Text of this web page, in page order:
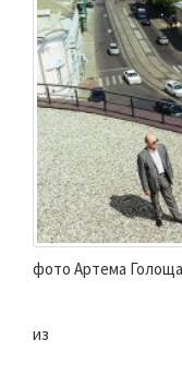
фото Артема
из